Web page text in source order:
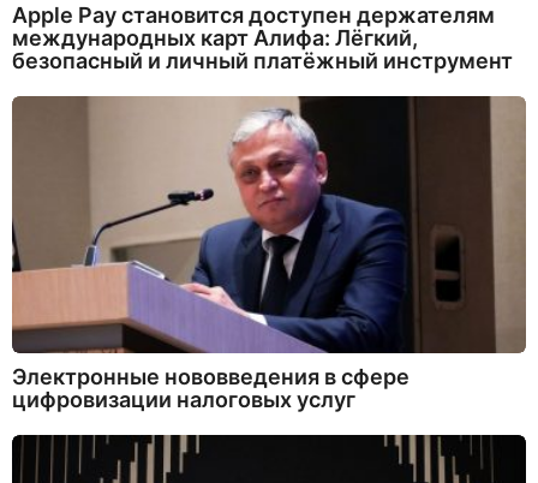
Apple Pay становится доступен держателям
международных карт Алифа: Лёгкий,
безопасный и личный платёжный инструмент
Электронные нововведения в сфере
цифровизации налоговых услуг